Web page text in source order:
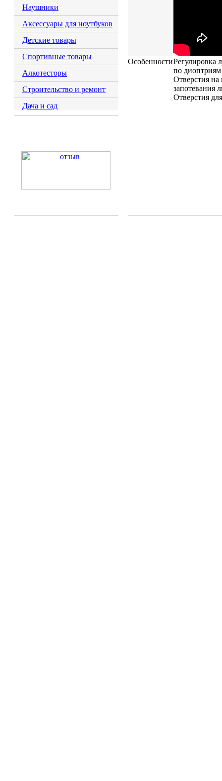
Наушники
Аксессуары для ноутбуков
Детские товары
Спортивные товары
Алкотесторы
Строительство и ремонт
Дача и сад
ОсобенностиРегулировка
по
Отверстия на
запотевания
Отверстия